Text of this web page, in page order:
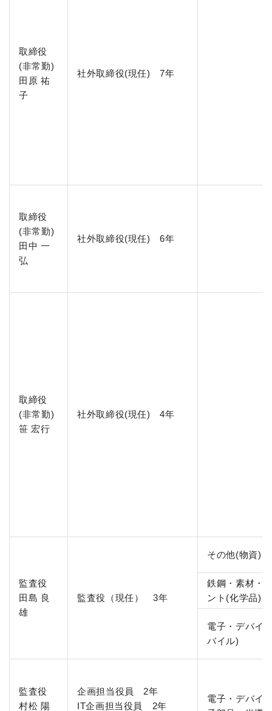
取締役
(非常勤)
田原 祐
子
社外取締役(現任) 7年
取締役
(非常勤)
田中 一
弘
社外取締役(現任) 6年
取締役
(非常勤)
笹 宏行
社外取締役(現任) 4年
監査役
田島 良
雄
監査役（現任） 3年
その他(物資)
鉄鋼・素材・
ント(化学品)
電子・デバイ
バイル)
監査役
村松 陽
企画担当役員 2年
IT企画担当役員 2年
電子・デバイ